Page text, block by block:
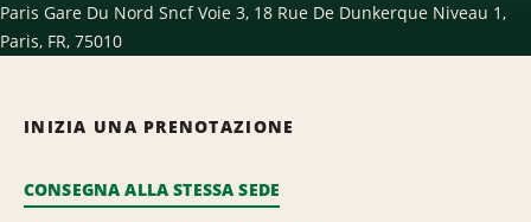
Paris Gare Du Nord Sncf Voie 3, 18 Rue De Dunkerque Niveau 1,
Paris, FR, 75010
INIZIA UNA PRENOTAZIONE
CONSEGNA ALLA STESSA SEDE